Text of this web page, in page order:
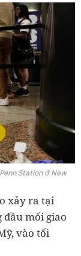
Station ở New
xảy ra tại
đầu mối giao
vào tối